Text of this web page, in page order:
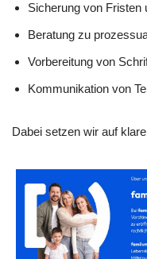
Sicherung von Fristen
Beratung zu
Vorbereitung von
Kommunikation von
Dabei setzen wir auf